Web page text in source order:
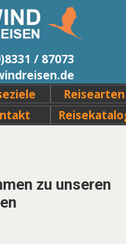
/ 87073
Reisearten
zu unseren